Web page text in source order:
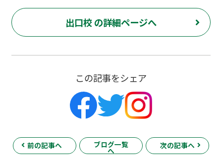
出口校 の詳細ページへ
この記事をシェア
前の記事へ ブログ一覧
へ
次の記事へ